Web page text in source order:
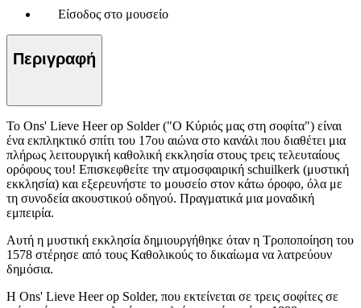
Είσοδος στο μουσείο
Περιγραφή
Το Ons' Lieve Heer op Solder ("Ο Κύριός μας στη σοφίτα") είναι
ένα εκπληκτικό σπίτι του 17ου αιώνα στο κανάλι που διαθέτει μια
πλήρως λειτουργική καθολική εκκλησία στους τρεις τελευταίους
ορόφους του! Επισκεφθείτε την ατμοσφαιρική schuilkerk (μυστική
εκκλησία) και εξερευνήστε το μουσείο στον κάτω όροφο, όλα με
τη συνοδεία ακουστικού οδηγού. Πραγματικά μια μοναδική
εμπειρία.
Αυτή η μυστική εκκλησία δημιουργήθηκε όταν η Τροποποίηση του
1578 στέρησε από τους Καθολικούς το δικαίωμα να λατρεύουν
δημόσια.
Η Ons' Lieve Heer op Solder, που εκτείνεται σε τρεις σοφίτες σε